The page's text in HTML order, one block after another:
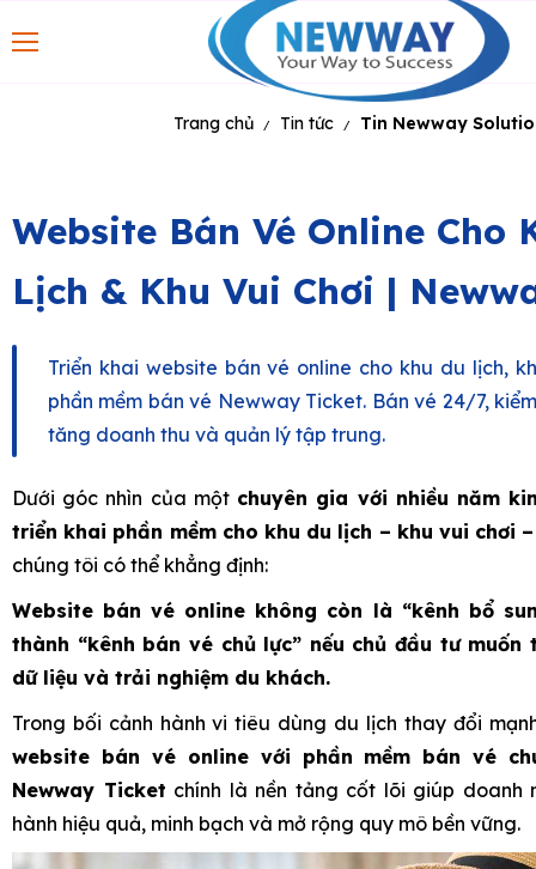
Trang chủ / Tin tức / Tin Newway
Website Bán Vé Online Cho
Lịch & Khu Vui Chơi |
Triển khai website bán vé online cho khu du lịch,
phần mềm bán vé Newway Ticket. Bán vé 24/7,
tăng doanh thu và quản lý tập trung.
Dưới góc nhìn của một chuyên gia với nhiều năm
triển khai phần mềm cho khu du lịch – khu vui chơi
chúng tôi có thể khẳng định:
Website bán vé online không còn là “kênh bổ
thành “kênh bán vé chủ lực” nếu chủ đầu tư
dữ liệu và trải nghiệm du khách.
Trong bối cảnh hành vi tiêu dùng du lịch thay đổi
website bán vé online với phần mềm bán vé
Newway Ticket chính là nền tảng cốt lõi giúp doanh
hành hiệu quả, minh bạch và mở rộng quy mô bền vững.